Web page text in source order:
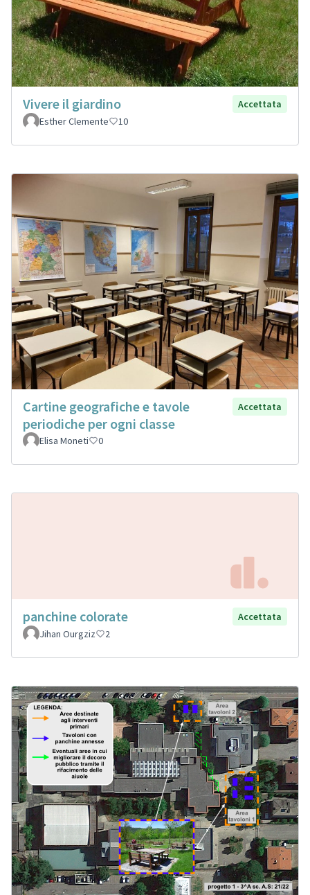
Vivere il giardino
Accettata
Esther Clemente
10
Cartine geografiche e tavole
periodiche per ogni classe
Accettata
Elisa Moneti 0
panchine colorate
Accettata
Jihan Ourgziz
2